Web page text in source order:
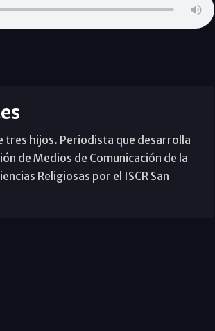
tres hijos. Periodista que desarrolla
de Medios de Comunicación de la
Religiosas por el ISCR San